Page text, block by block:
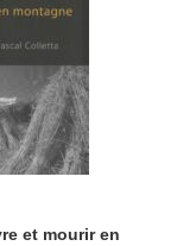
et mourir en